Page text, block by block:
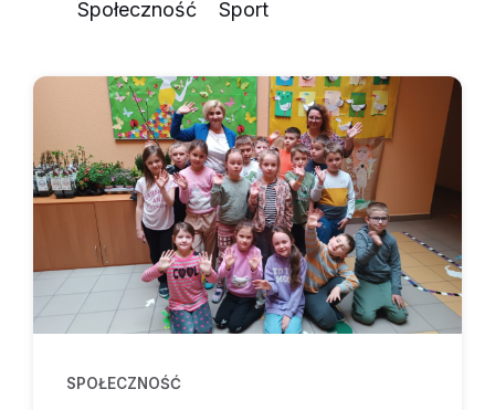
Społeczność
Sport
SPOŁECZNOŚĆ